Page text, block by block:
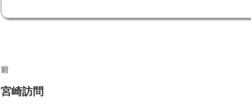
投
稿
前
の
前
宮崎訪問